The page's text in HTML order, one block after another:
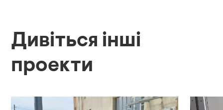
Дивіться інші
проекти